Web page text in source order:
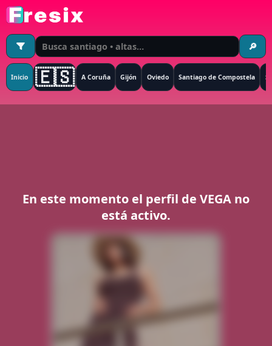
🔎
Inicio 🇪🇸 A Coruña Gijón Oviedo Santiago de Compostela
En este momento el perfil de VEGA no
está activo.